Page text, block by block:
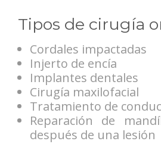
Tipos de cirugía
Cordales impactadas
Injerto de encía
Implantes dentales
Cirugía maxilofacial
Tratamiento de
Reparación de
después de una lesión